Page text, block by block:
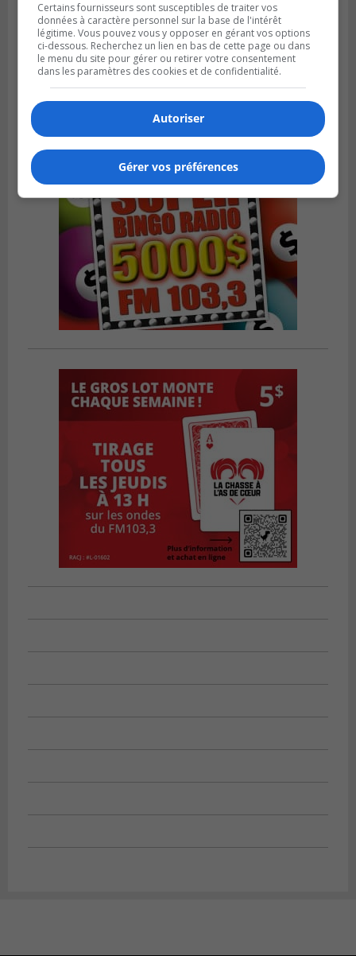
SAINT-BRUNO-DE-MONTARVILLE
Publié le 26 juillet 2026 à 08h01
Saint‑Bruno veut accélérer l’abandon des
outils à essence
Certains fournisseurs sont susceptibles de traiter vos
données à caractère personnel sur la base de l'intérêt
légitime. Vous pouvez vous y opposer en gérant vos options
ci-dessous. Recherchez un lien en bas de cette page ou dans
le menu du site pour gérer ou retirer votre consentement
dans les paramètres des cookies et de confidentialité.
Autoriser
Gérer vos préférences